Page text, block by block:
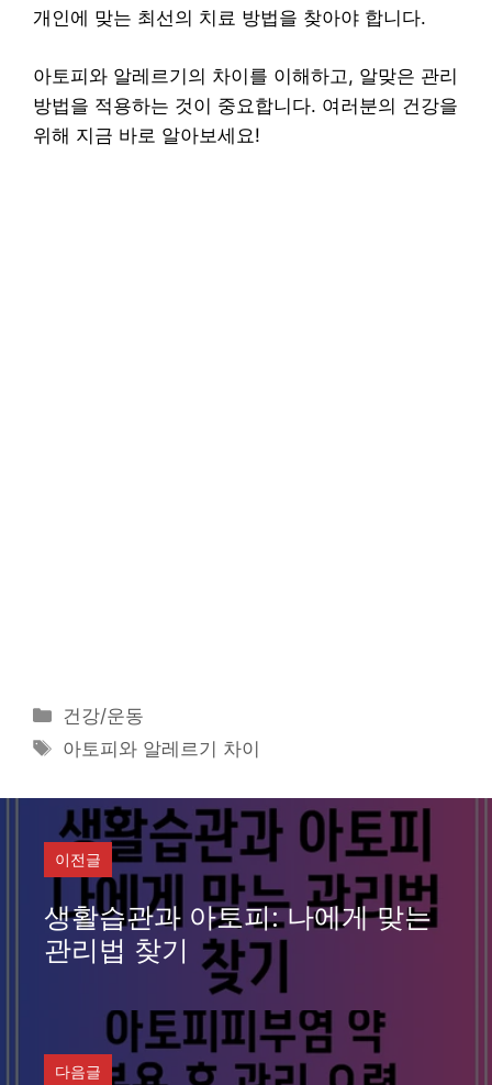
개인에 맞는 최선의 치료 방법을 찾아야 합니다.
아토피와 알레르기의 차이를 이해하고, 알맞은 관리
방법을 적용하는 것이 중요합니다. 여러분의 건강을
위해 지금 바로 알아보세요!
카
테
고
리
건강/운동
태
아토피와 알레르기 차이
이전글
생활습관과 아토피: 나에게 맞는
관리법 찾기
다음글